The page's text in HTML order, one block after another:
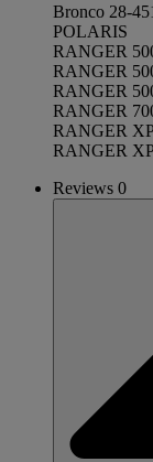
Bronco 28-
POLARIS
RANGER
RANGER
RANGER
RANGER
RANGER
RANGER
Reviews 0